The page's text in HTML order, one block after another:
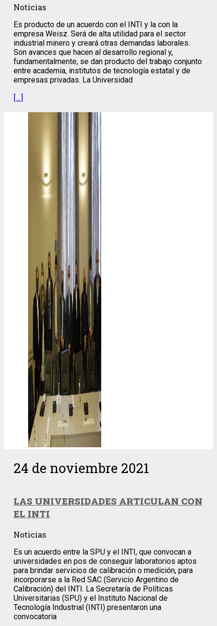
Noticias
Es producto de un acuerdo con el INTI y la con la
empresa Weisz. Será de alta utilidad para el sector
industrial minero y creará otras demandas laborales.
Son avances que hacen al desarrollo regional y,
fundamentalmente, se dan producto del trabajo conjunto
entre academia, institutos de tecnología estatal y de
empresas privadas. La Universidad
[…]
24 de noviembre 2021
LAS UNIVERSIDADES ARTICULAN CON
EL INTI
Noticias
Es un acuerdo entre la SPU y el INTI, que convocan a
universidades en pos de conseguir laboratorios aptos
para brindar servicios de calibración o medición, para
incorporarse a la Red SAC (Servicio Argentino de
Calibración) del INTI. La Secretaría de Políticas
Universitarias (SPU) y el Instituto Nacional de
Tecnología Industrial (INTI) presentaron una
convocatoria